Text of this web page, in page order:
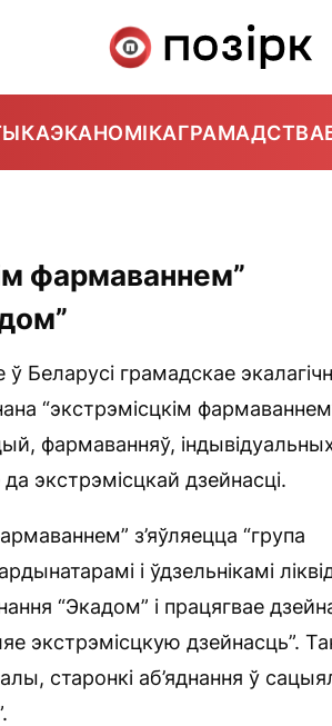
ЭКАНОМІКАГРАМАДСТВА
фармаваннем”
Беларусі грамадскае
“экстрэмісцкім
фармаванняў,
экстрэмісцкай дзейнасці.
з’яўляецца “група
і ўдзельнікамі
“Экадом” і працягвае
экстрэмісцкую дзейнасць”.
старонкі аб’яднання ў